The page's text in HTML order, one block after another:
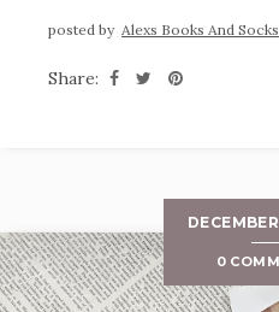
posted by Alexs Books And Socks
Share:
0